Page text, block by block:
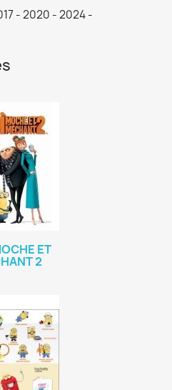
- 2020 - 2024 -
ET
2